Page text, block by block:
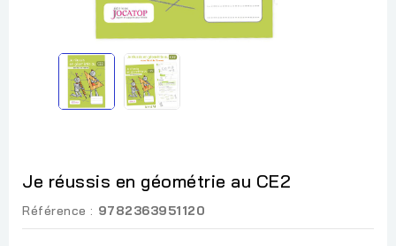
Je réussis en géométrie au CE2
Référence : 9782363951120